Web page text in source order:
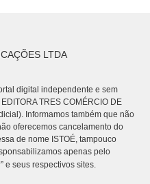
LTDA
digital independente e sem
TRES COMÉRCIO DE
Informamos também que não
oferecemos cancelamento do
de nome ISTOÉ, tampouco
apenas pelo
” e seus respectivos sites.